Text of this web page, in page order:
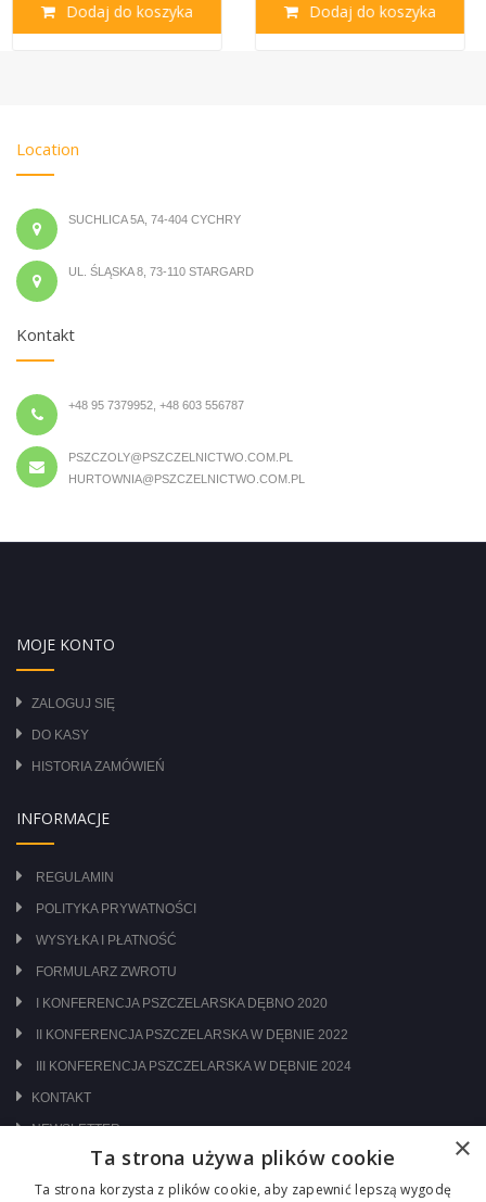
Dodaj do koszyka Dodaj do koszyka
Location
SUCHLICA 5A, 74-404 CYCHRY
UL. ŚLĄSKA 8, 73-110 STARGARD
Kontakt
+48 95 7379952, +48 603 556787
PSZCZOLY@PSZCZELNICTWO.COM.PL
HURTOWNIA@PSZCZELNICTWO.COM.PL
MOJE KONTO
ZALOGUJ SIĘ
DO KASY
HISTORIA ZAMÓWIEŃ
INFORMACJE
REGULAMIN
POLITYKA PRYWATNOŚCI
WYSYŁKA I PŁATNOŚĆ
FORMULARZ ZWROTU
I KONFERENCJA PSZCZELARSKA DĘBNO 2020
II KONFERENCJA PSZCZELARSKA W DĘBNIE 2022
III KONFERENCJA PSZCZELARSKA W DĘBNIE 2024
KONTAKT
NEWSLETTER
ODWIEDŹ NAS NA:
×
Ta strona używa plików cookie
Ta strona korzysta z plików cookie, aby zapewnić lepszą wygodę